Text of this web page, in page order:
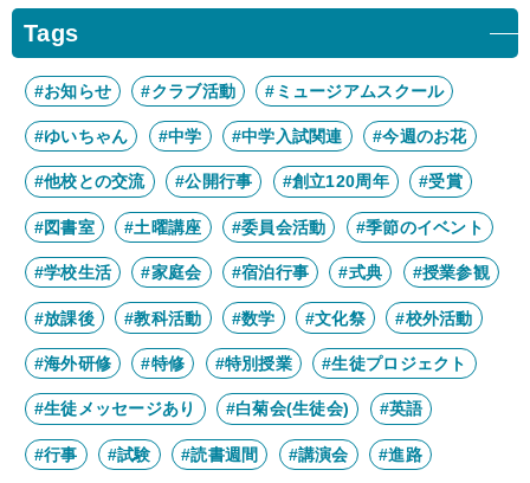
2月
1月
4月
3月
4月
3月
2月
1月
Tags
#お知らせ #クラブ活動 #ミュージアムスクール
#ゆいちゃん #中学 #中学入試関連 #今週のお花
#他校との交流 #公開行事 #創立120周年 #受賞
#図書室 #土曜講座 #委員会活動 #季節のイベント
#学校生活 #家庭会 #宿泊行事 #式典 #授業参観
#放課後 #教科活動 #数学 #文化祭 #校外活動
#海外研修 #特修 #特別授業 #生徒プロジェクト
#生徒メッセージあり #白菊会(生徒会) #英語
#行事 #試験 #読書週間 #講演会 #進路